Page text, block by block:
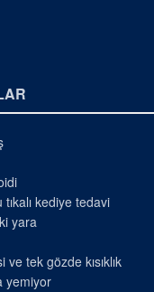
kediye tedavi
yara
tek gözde kısıklık
yemiyor